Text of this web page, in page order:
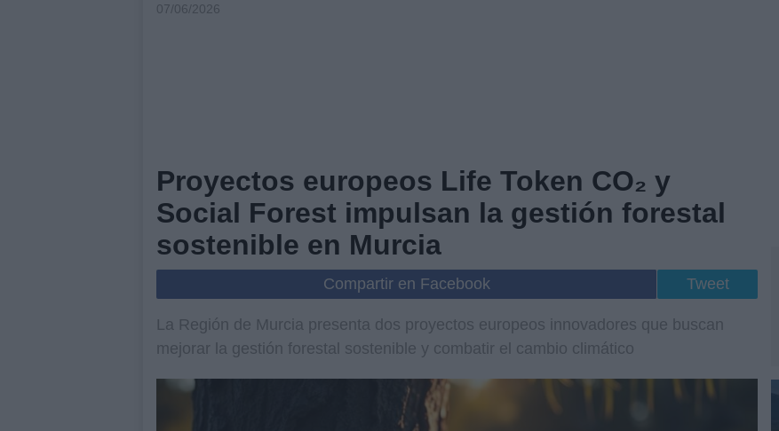
07/06/2026
Proyectos europeos Life Token CO₂ y
Social Forest impulsan la gestión forestal
sostenible en Murcia
Compartir en Facebook Tweet
La Región de Murcia presenta dos proyectos europeos innovadores que buscan
mejorar la gestión forestal sostenible y combatir el cambio climático